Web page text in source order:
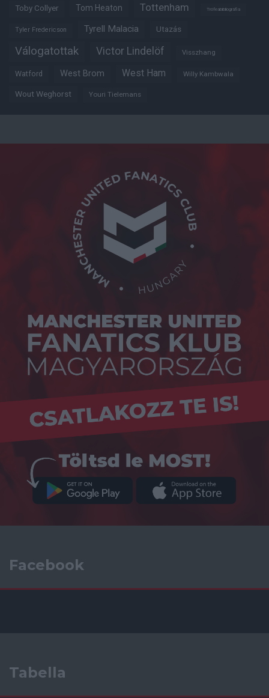
Toby Collyer Tom Heaton Tottenham Trófeabibliográfia
Tyler Fredericson Tyrell Malacia Utazás
Válogatottak Victor Lindelöf Visszhang
Watford West Brom West Ham Willy Kambwala
Wout Weghorst Youri Tielemans
Facebook
Tabella